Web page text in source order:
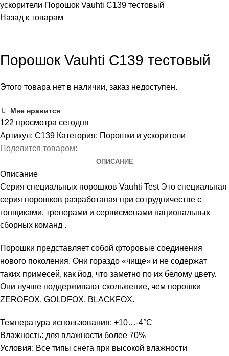
ускорители Порошок Vauhti C139 тестовый
Назад к товарам
Порошок Vauhti C139 тестовый
Этого товара нет в наличии, заказ недоступен.
Мне нравится
122 просмотра сегодня
Артикул: C139 Категория: Порошки и ускорители
Поделится товаром:
ОПИСАНИЕ
Описание
Серия специальных порошков Vauhti Test Это специальная
серия порошков разработаная при сотрудничестве с
гонщиками, тренерами и сервисменами национальных
сборных команд .
Порошки представляет собой фторовые соединения
нового поколения. Они гораздо «чище» и не содержат
таких примесей, как йод, что заметно по их белому цвету.
Они лучше поддерживают скольжение, чем порошки
ZEROFOX, GOLDFOX, BLACKFOX.
Температура использования: +10…-4°С
Влажность: для влажности более 70%
Условия: Все типы снега при высокой влажности